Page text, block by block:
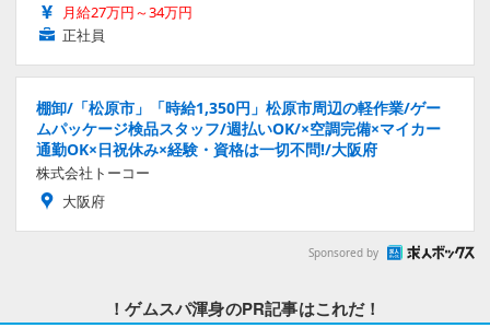
月給27万円～34万円
正社員
棚卸/「松原市」「時給1,350円」松原市周辺の軽作業/ゲー
ムパッケージ検品スタッフ/週払いOK/×空調完備×マイカー
通勤OK×日祝休み×経験・資格は一切不問!/大阪府
株式会社トーコー
大阪府
Sponsored by
！ゲムスパ渾身のPR記事はこれだ！